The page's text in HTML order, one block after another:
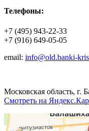
Телефоны:
+7 (495) 943-22-33
+7 (916) 649-05-05
email: info@old.banki-
Московская область, г.
Смотреть на